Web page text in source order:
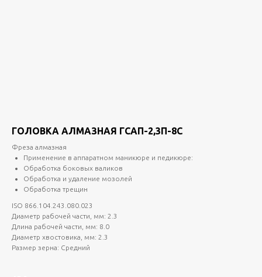
ГОЛОВКА АЛМАЗНАЯ ГСАП-2,3П-8С
Фреза алмазная
Применение в аппаратном маникюре и педикюре:
Обработка боковых валиков
Обработка и удаление мозолей
Обработка трещин
ISO 866.104.243.080.023
Диаметр рабочей части, мм: 2.3
Длина рабочей части, мм: 8.0
Диаметр хвостовика, мм: 2.3
Размер зерна: Средний